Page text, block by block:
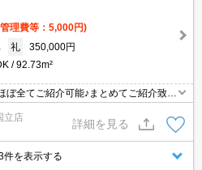
理費等：5,000円)
礼
350,000円
92.73m²
ぼ全てご紹介可能♪まとめてご紹介致し
い！お部屋探しはタウンハウジングま
立店
詳細を見る
件を表示する